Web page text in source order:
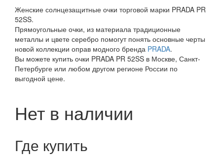
Женские солнцезащитные очки торговой марки PRADA PR
52SS.
Прямоугольные очки, из материала традиционные
металлы и цвете серебро помогут понять основные черты
новой коллекции оправ модного бренда PRADA.
Вы можете купить очки PRADA PR 52SS в Москве, Санкт-
Петербурге или любом другом регионе России по
выгодной цене.
Нет в наличии
Где купить